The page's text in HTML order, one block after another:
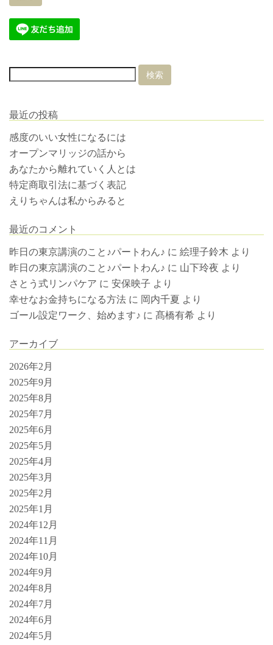
最近の投稿
感度のいい女性になるには
オープンマリッジの話から
あなたから離れていく人とは
特定商取引法に基づく表記
えりちゃんは私からみると
最近のコメント
昨日の東京講演のこと♪パートわん♪ に 絵理子鈴木 より
昨日の東京講演のこと♪パートわん♪ に 山下玲夜 より
さとう式リンパケア に 安保映子 より
幸せなお金持ちになる方法 に 岡内千夏 より
ゴール設定ワーク、始めます♪ に 髙橋有希 より
アーカイブ
2026年2月
2025年9月
2025年8月
2025年7月
2025年6月
2025年5月
2025年4月
2025年3月
2025年2月
2025年1月
2024年12月
2024年11月
2024年10月
2024年9月
2024年8月
2024年7月
2024年6月
2024年5月